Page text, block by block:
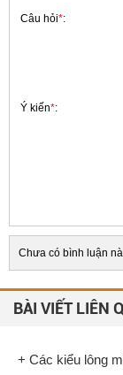
Câu hỏi*:
Ý kiến*:
Chưa có bình luận
BÀI VIẾT LIÊN
+ Các kiểu lông